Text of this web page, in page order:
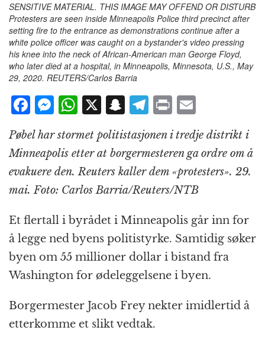
SENSITIVE MATERIAL. THIS IMAGE MAY OFFEND OR DISTURB
Protesters are seen inside Minneapolis Police third precinct after
setting fire to the entrance as demonstrations continue after a
white police officer was caught on a bystander's video pressing
his knee into the neck of African-American man George Floyd,
who later died at a hospital, in Minneapolis, Minnesota, U.S., May
29, 2020. REUTERS/Carlos Barria
F
a
c
e
b
o
o
k
M
ss
e
n
g
e
r
W
at
s
A
p
p
X S
a
p
c
h
at
T
e
g
r
a
m
P
ri
n
t
m
ai
l
Pøbel har stormet politistasjonen i tredje distrikt i
Minneapolis etter at borgermesteren ga ordre om å
evakuere den. Reuters kaller dem «protesters». 29.
mai. Foto: Carlos Barria/Reuters/NTB
Et flertall i byrådet i Minneapolis går inn for
å legge ned byens politistyrke. Samtidig søker
byen om 55 millioner dollar i bistand fra
Washington for ødeleggelsene i byen.
Borgermester Jacob Frey nekter imidlertid å
etterkomme et slikt vedtak.